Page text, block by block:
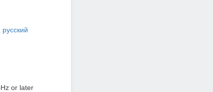
русский
or later